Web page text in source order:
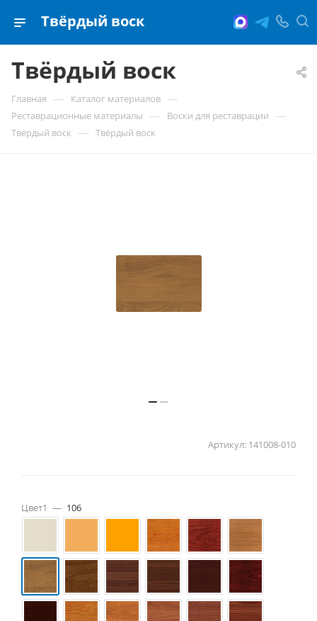
Твёрдый воск
Твёрдый воск
Главная — Каталог материалов —
Реставрационные материалы — Воски для реставрации —
Твёрдый воск — Твёрдый воск
Артикул: 141008-010
Цвет1 — 106